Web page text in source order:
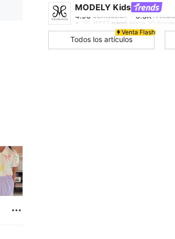
MODELY Kids
4.90Calificación 6.3KArtículos
j***7pagó Hace 10 horas
4.90
Venta Flash
Todos los artículos